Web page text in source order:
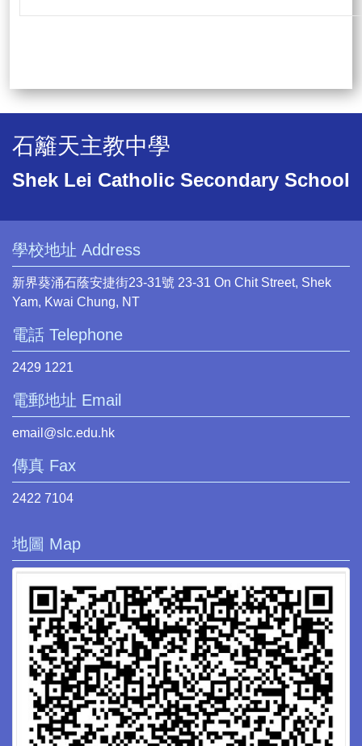
石籬天主教中學
Shek Lei Catholic Secondary School
學校地址 Address
新界葵涌石蔭安捷街23-31號 23-31 On Chit Street, Shek
Yam, Kwai Chung, NT
電話 Telephone
2429 1221
電郵地址 Email
email@slc.edu.hk
傳真 Fax
2422 7104
地圖 Map